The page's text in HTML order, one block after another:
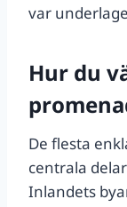
var
Hur du
De flesta
centrala
Inlandets